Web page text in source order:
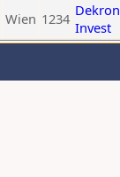
Wien 1234 Dekron
Invest